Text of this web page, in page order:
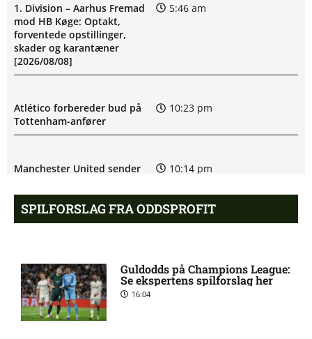
1. Division – Aarhus Fremad
mod HB Køge: Optakt,
forventede opstillinger,
skader og karantæner
[2026/08/08]
5:46 am
Atlético forbereder bud på
Tottenham-anfører
10:23 pm
Manchester United sender
10:14 pm
Chelsea sælger Chalobah til
Como
10:06 pm
SPILFORSLAG FRA ODDSPROFIT
Guldodds på Champions League:
Se ekspertens spilforslag her
16:04